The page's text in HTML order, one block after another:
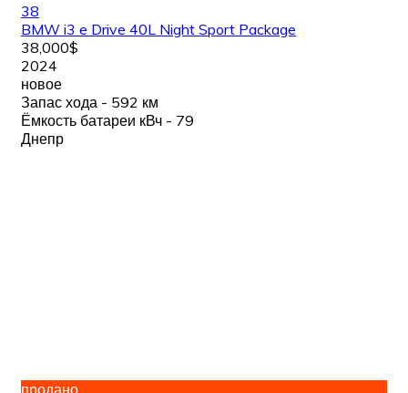
38
BMW i3 e Drive 40L Night Sport Package
38,000$
2024
новое
Запас хода - 592 км
Ёмкость батареи кВч - 79
Днепр